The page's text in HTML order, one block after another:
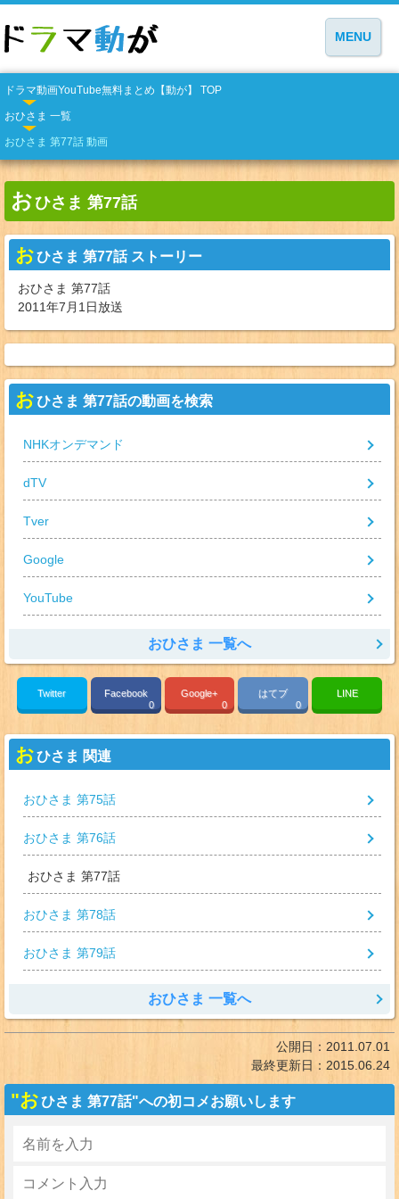
MENU
ドラマ動画YouTube無料まとめ【動が】 TOP
おひさま 一覧
おひさま 第77話 動画
おひさま 第77話
おひさま 第77話 ストーリー
おひさま 第77話
2011年7月1日放送
おひさま 第77話の動画を検索
NHKオンデマンド
dTV
Tver
Google
YouTube
おひさま 一覧へ
Twitter
Facebook
0
Google+
0
はてブ
0
LINE
おひさま 関連
おひさま 第75話
おひさま 第76話
おひさま 第77話
おひさま 第78話
おひさま 第79話
おひさま 一覧へ
公開日： 2011.07.01
最終更新日： 2015.06.24
"おひさま 第77話"への初コメお願いします